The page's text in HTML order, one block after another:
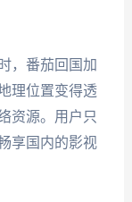
，番茄回国加
理位置变得透
资源。用户只
享国内的影视